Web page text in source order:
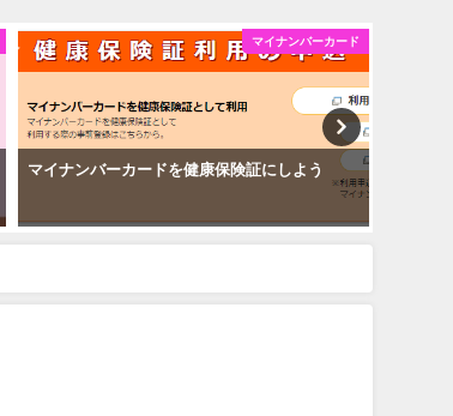
マイナンバーカード
マイナンバーカードを健康保険証にしよう